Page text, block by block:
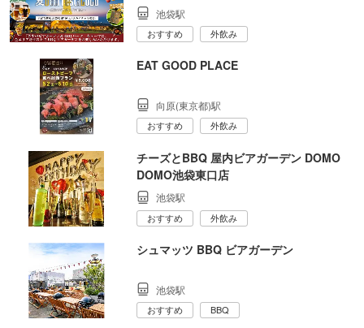
池袋駅
おすすめ 外飲み
EAT GOOD PLACE
向原(東京都)駅
おすすめ 外飲み
チーズとBBQ 屋内ビアガーデン DOMO
DOMO池袋東口店
池袋駅
おすすめ 外飲み
シュマッツ BBQ ビアガーデン
池袋駅
おすすめ BBQ